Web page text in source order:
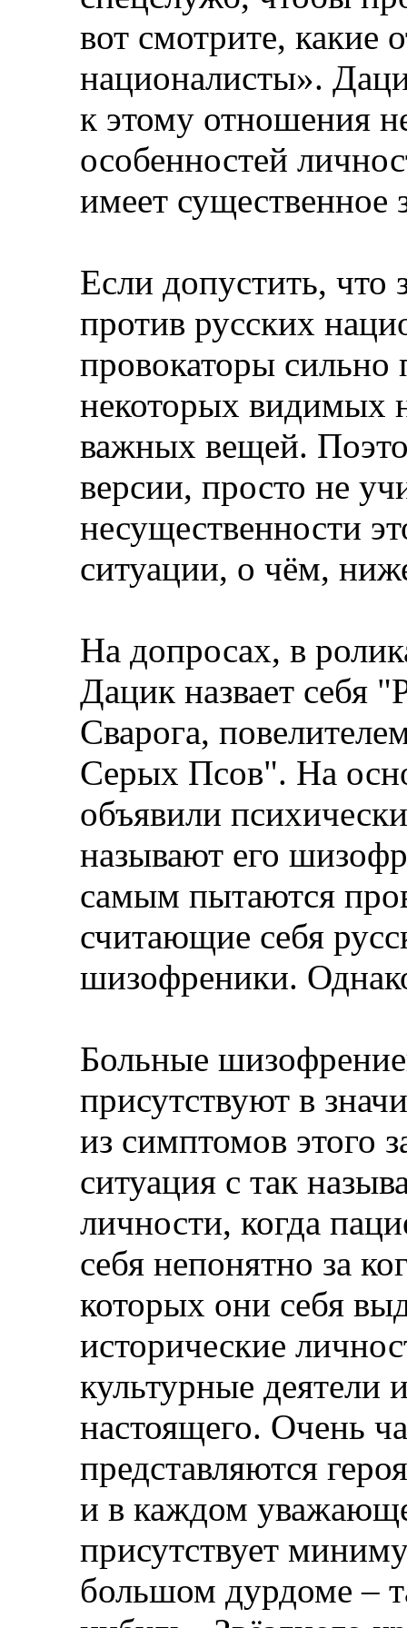
вот смотрите, какие
националисты».
к этому отношения
особенностей
имеет существенное
Если допустить, что
против русских
провокаторы сильно
некоторых видимых
важных вещей.
версии, просто не
несущественности
ситуации, о чём,
На допросах, в
Дацик назвает себя
Сварога,
Серых Псов". На
объявили
называют его
самым пытаются
считающие себя
шизофреники.
Больные
присутствуют в
из симптомов этого
ситуация с так
личности, когда
себя непонятно за
которых они себя
исторические
культурные деятели
настоящего. Очень
представляются
и в каждом
присутствует
большом дурдоме –